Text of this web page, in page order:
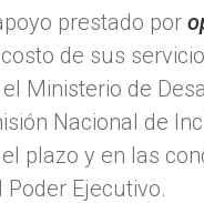
prestado por
de sus
Ministerio de
Nacional de
plazo y en las
Ejecutivo.